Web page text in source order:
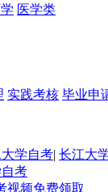
医学类
实践考核 毕业申
学自考| 长江大
考